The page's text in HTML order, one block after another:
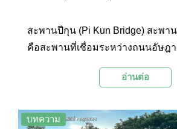
สะพานปีกุน (Pi Kun Bridge) สะพา
คือสะพานที่เชื่อมระหว่างถนนอัษฎ
และกระทรวงมหาดไทย โดยมีอนุสา
แต่ก็เป็นจุดที่มีความสวยงามและน่า
อ่านต่อ
บทความ